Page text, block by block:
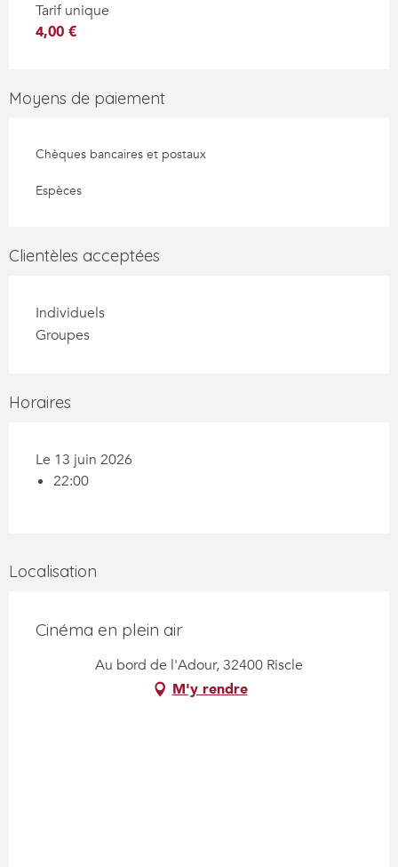
Tarif unique
4,00 €
Moyens de paiement
Chèques bancaires et postaux
Espèces
Clientèles acceptées
Individuels
Groupes
Horaires
Le 13 juin 2026
22:00
Localisation
Cinéma en plein air
Au bord de l'Adour, 32400 Riscle
M'y rendre